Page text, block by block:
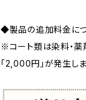
◆製品の追加料金に
※コート類は染料・
「2,000円」が発生し